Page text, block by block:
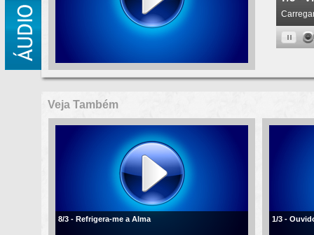
Veja Também
8/3 - Refrigera-me a Alma 1/3 -